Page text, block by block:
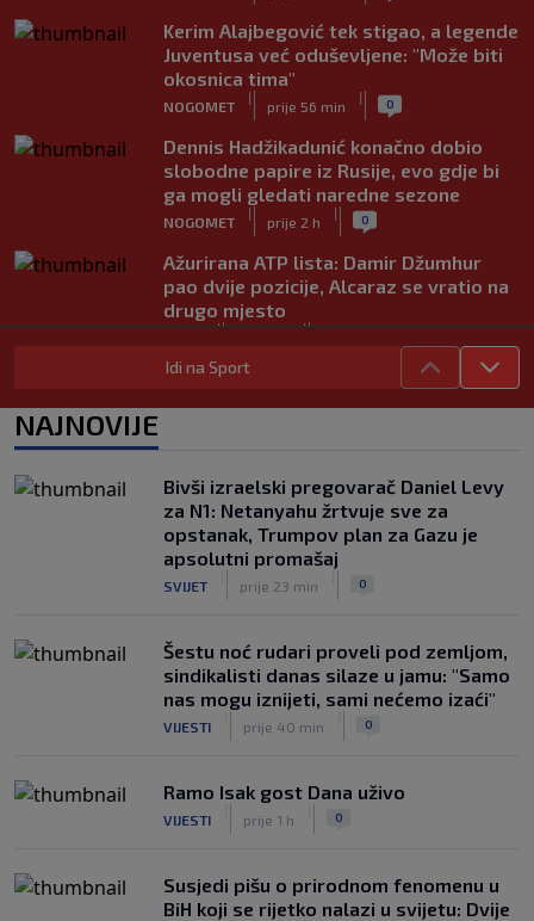
Kerim Alajbegović tek stigao, a legende
Juventusa već oduševljene: "Može biti
okosnica tima"
NOGOMET
|
prije 56 min
| 0
Dennis Hadžikadunić konačno dobio
slobodne papire iz Rusije, evo gdje bi
ga mogli gledati naredne sezone
NOGOMET
|
prije 2 h
| 0
Ažurirana ATP lista: Damir Džumhur
pao dvije pozicije, Alcaraz se vratio na
drugo mjesto
| |
Za Sarajevo odigrao samo devet
Danas počinje Evropsko prvenstvo u
atletici: Mesud Pezer jedini predstavnik
Bosne i Hercegovine
OSTALI SPORTOVI
|
prije 4 h
Idi na Sport
NAJNOVIJE
Bivši izraelski pregovarač Daniel Levy
za N1: Netanyahu žrtvuje sve za
opstanak, Trumpov plan za Gazu je
apsolutni promašaj
SVIJET prije 23 min 0
Šestu noć rudari proveli pod zemljom,
sindikalisti danas silaze u jamu: "Samo
nas mogu iznijeti, sami nećemo izaći"
VIJESTI prije 40 min 0
Ramo Isak gost Dana uživo
VIJESTI prije 1 h 0
Susjedi pišu o prirodnom fenomenu u
BiH koji se rijetko nalazi u svijetu: Dvije